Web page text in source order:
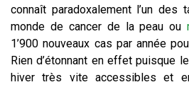
connaît paradoxalement l’un
monde de cancer de la peau ou
1’900 nouveaux cas par année
Rien d’étonnant en effet puisque
hiver très vite accessibles et